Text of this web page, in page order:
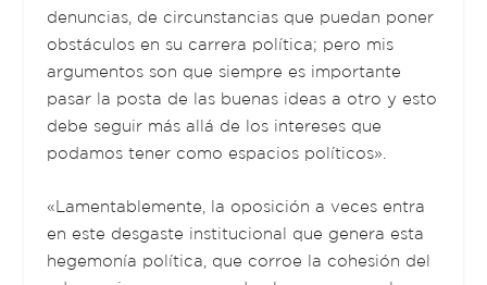
denuncias, de circunstancias que puedan poner
obstáculos en su carrera política; pero mis
argumentos son que siempre es importante
pasar la posta de las buenas ideas a otro y esto
debe seguir más allá de los intereses que
podamos tener como espacios políticos».
«Lamentablemente, la oposición a veces entra
en este desgaste institucional que genera esta
hegemonía política, que corroe la cohesión del